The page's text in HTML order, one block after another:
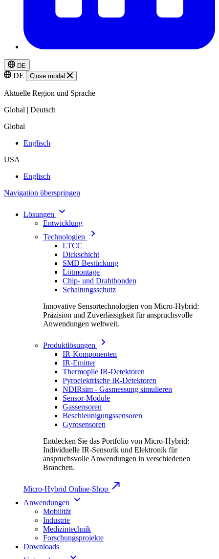
DE
DE Close modal
Aktuelle Region und Sprache
Global | Deutsch
Global
Englisch
USA
Englisch
Navigation überspringen
Lösungen
Entwicklung
Technologien
LTCC
Dickschicht
SMD Bestückung
Lötmontage
Chip- und Drahtbonden
Schaltungsschutz
Innovative Sensortechnologien von Micro-Hybrid:
Präzision und Zuverlässigkeit für anspruchsvolle
Anwendungen weltweit.
Produktlösungen
IR-Komponenten
IR-Emitter
Thermopile IR-Detektoren
Pyroelektrische IR-Detektoren
NDIRsim - Gasmessung simulieren
Sensor-Module
Gassensoren
Beschleunigungssensoren
Gyrosensoren
Entdecken Sie das Portfolio von Micro-Hybrid:
Individuelle IR-Sensorik und Elektronik für
anspruchsvolle Anwendungen in verschiedenen
Branchen.
Micro-Hybrid Online-Shop
Anwendungen
Mobilität
Industrie
Medizintechnik
Forschungsprojekte
Downloads